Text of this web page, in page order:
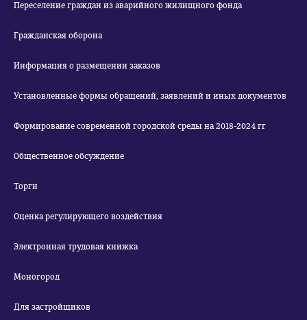
Переселение граждан из аварийного жилищного фонда
Гражданская оборона
Информация о размещении заказов
Установленные формы обращений, заявлений и иных документов
Формирование современной городской среды на 2018-2024 гг
Общественное обсуждение
Торги
Оценка регулирующего воздействия
Электронная трудовая книжка
Моногород
Для застройщиков